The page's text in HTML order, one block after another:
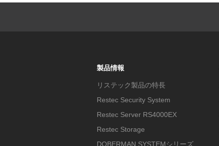
製品情報
リステック製品の特長
Restec Security System
Restec Server RS4000EX
Restec Storage
DOBERMAN SYSTEMシリーズ